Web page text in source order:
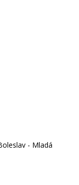
- Mladá